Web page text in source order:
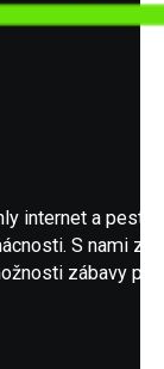
internet a pestrú
S nami
zábavy pre